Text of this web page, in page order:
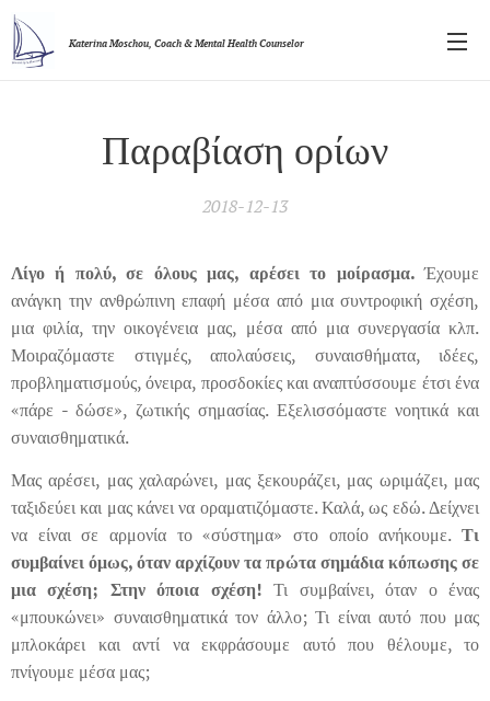
Katerina Moschou, Coach & Mental Health Counselor
Παραβίαση ορίων
2018-12-13
Λίγο ή πολύ, σε όλους μας, αρέσει το μοίρασμα.Έχουμε
ανάγκη την ανθρώπινη επαφή μέσα από μια συντροφική σχέση,
μια φιλία, την οικογένεια μας, μέσα από μια συνεργασία κλπ.
Μοιραζόμαστε στιγμές, απολαύσεις, συναισθήματα, ιδέες,
προβληματισμούς, όνειρα, προσδοκίες και αναπτύσσουμε έτσι ένα
«πάρε - δώσε», ζωτικής σημασίας. Εξελισσόμαστε νοητικά και
συναισθηματικά.
Μας αρέσει, μας χαλαρώνει, μας ξεκουράζει, μας ωριμάζει, μας
ταξιδεύει και μας κάνει να οραματιζόμαστε. Καλά, ως εδώ. Δείχνει
να είναι σε αρμονία το «σύστημα» στο οποίο ανήκουμε. Τι
συμβαίνει όμως, όταν αρχίζουν τα πρώτα σημάδια κόπωσης σε
μια σχέση; Στην όποια σχέση! Τι συμβαίνει, όταν ο ένας
«μπουκώνει» συναισθηματικά τον άλλο; Τι είναι αυτό που μας
μπλοκάρει και αντί να εκφράσουμε αυτό που θέλουμε, το
πνίγουμε μέσα μας;